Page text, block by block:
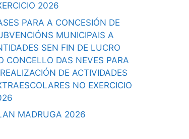
2026
PARA A CONCESIÓN DE
MUNICIPAIS A
SEN FIN DE LUCRO
CONCELLO DAS NEVES PARA
DE ACTIVIDADES
NO EXERCICIO
MADRUGA 2026